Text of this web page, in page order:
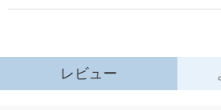
け画素数の高画像データをご使用ください。バ
すと、画像が粗くなってしまいます。（顔のみの
レビュー